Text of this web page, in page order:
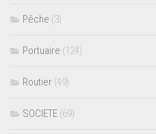
Pêche (3)
Portuaire (124)
Routier (49)
SOCIETE (69)